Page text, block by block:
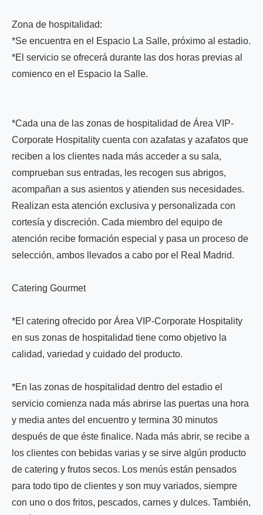
Zona de hospitalidad:
*Se encuentra en el Espacio La Salle, próximo al estadio.
*El servicio se ofrecerá durante las dos horas previas al
comienco en el Espacio la Salle.
*Cada una de las zonas de hospitalidad de Área VIP-
Corporate Hospitality cuenta con azafatas y azafatos que
reciben a los clientes nada más acceder a su sala,
comprueban sus entradas, les recogen sus abrigos,
acompañan a sus asientos y atienden sus necesidades.
Realizan esta atención exclusiva y personalizada con
cortesía y discreción. Cada miembro del equipo de
atención recibe formación especial y pasa un proceso de
selección, ambos llevados a cabo por el Real Madrid.
Catering Gourmet
*El catering ofrecido por Área VIP-Corporate Hospitality
en sus zonas de hospitalidad tiene como objetivo la
calidad, variedad y cuidado del producto.
*En las zonas de hospitalidad dentro del estadio el
servicio comienza nada más abrirse las puertas una hora
y media antes del encuentro y termina 30 minutos
después de que éste finalice. Nada más abrir, se recibe a
los clientes con bebidas varias y se sirve algún producto
de catering y frutos secos. Los menús están pensados
para todo tipo de clientes y son muy variados, siempre
con uno o dos fritos, pescados, carnes y dulces. También,